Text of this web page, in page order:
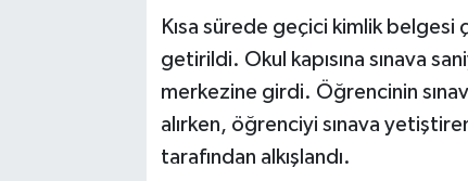
Kısa sürede geçici kimlik belgesi
getirildi. Okul kapısına sınava
merkezine girdi. Öğrencinin
alırken, öğrenciyi sınava
tarafından alkışlandı.